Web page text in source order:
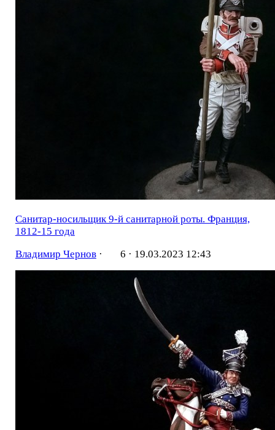
Санитар-носильщик 9-й санитарной роты. Франция,
1812-15 года
Владимир Чернов· 6 · 19.03.2023 12:43